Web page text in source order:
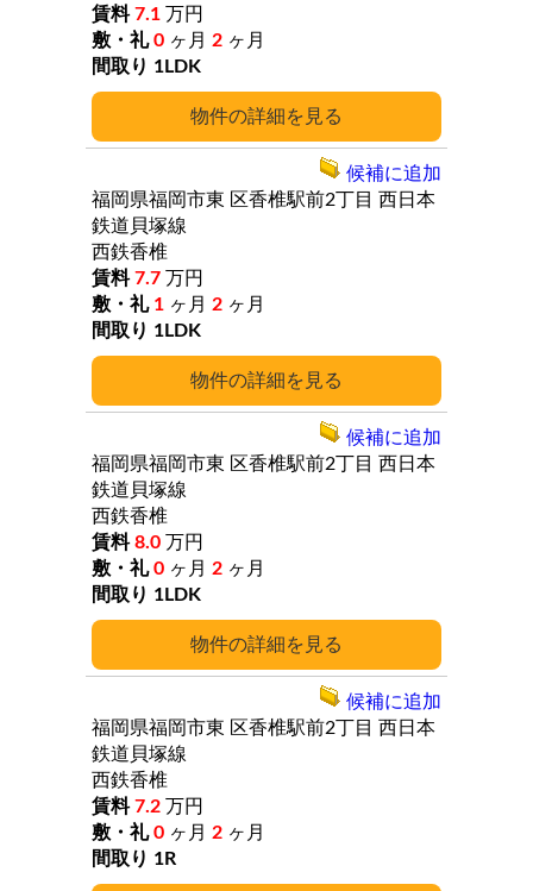
詳細
7.1 万円
0 ヶ月 2 ヶ月
1LDK
詳細
福岡県福岡市東 区香椎駅前2丁目 西日本
鉄道貝塚線
西鉄香椎
7.7 万円
1 ヶ月 2 ヶ月
1LDK
候補に追加
詳細
福岡県福岡市東 区香椎駅前2丁目 西日本
鉄道貝塚線
西鉄香椎
8.0 万円
0 ヶ月 2 ヶ月
1LDK
候補に追加
福岡県福岡市東 区香椎駅前2丁目 西日本
鉄道貝塚線
西鉄香椎
7.2 万円
0 ヶ月 2 ヶ月
1R
候補に追加